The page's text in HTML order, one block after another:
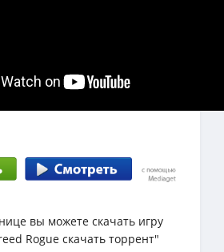
вы можете скачать игру
Rogue скачать торрент"